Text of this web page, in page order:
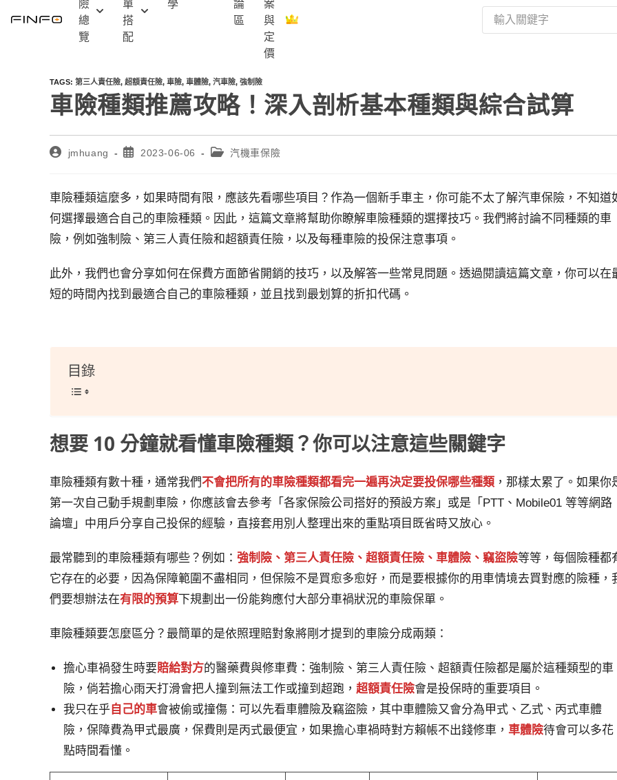
險
總
覽
單
搭
配
學
論
區
案
與
定
價
TAGS: 第三人責任險, 超額責任險, 車險, 車體險, 汽車險, 強制險
車險種類推薦攻略！深入剖析基本種類與綜合試算
Postjmhuang
Post2023-06-06
Post汽機車保險
車險種類這麼多，如果時間有限，應該先看哪些項目？作為一個新手車主，你可能不太了解汽車保險，不知道
何選擇最適合自己的車險種類。因此，這篇文章將幫助你瞭解車險種類的選擇技巧。我們將討論不同種類的車
險，例如強制險、第三人責任險和超額責任險，以及每種車險的投保注意事項。
此外，我們也會分享如何在保費方面節省開銷的技巧，以及解答一些常見問題。透過閱讀這篇文章，你可以在
短的時間內找到最適合自己的車險種類，並且找到最划算的折扣代碼。
目錄
想要 10 分鐘就看懂車險種類？你可以注意這些關鍵字
車險種類有數十種，通常我們不會把所有的車險種類都看完一遍再決定要投保哪些種類 ，那樣太累了。如果你
第一次自己動手規劃車險，你應該會去參考「各家保險公司搭好的預設方案」或是「PTT、Mobile01 等等網路
論壇」中用戶分享自己投保的經驗，直接套用別人整理出來的重點項目既省時又放心。
最常聽到的車險種類有哪些？例如： 強制險、第三人責任險、超額責任險、車體險、竊盜險等等，每個險種都
它存在的必要，因為保障範圍不盡相同，但保險不是買愈多愈好，而是要根據你的用車情境去買對應的險種，
們要想辦法在有限的預算下規劃出一份能夠應付大部分車禍狀況的車險保單。
車險種類要怎麼區分？最簡單的是依照理賠對象將剛才提到的車險分成兩類：
擔心車禍發生時要賠給對方的醫藥費與修車費：強制險、第三人責任險、超額責任險都是屬於這種類型的車
險，倘若擔心雨天打滑會把人撞到無法工作或撞到超跑， 超額責任險會是投保時的重要項目。
我只在乎 自己的車會被偷或撞傷：可以先看車體險及竊盜險，其中車體險又會分為甲式、乙式、丙式車體
險，保障費為甲式最廣，保費則是丙式最便宜，如果擔心車禍時對方賴帳不出錢修車， 車體險待會可以多花
點時間看懂。